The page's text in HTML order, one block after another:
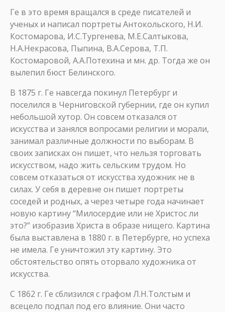
Ге в это время вращался в среде писателей и
ученых и написал портреты Антокольского, Н.И.
Костомарова, И.С.Тургенева, M.E.Салтыкова,
Н.А.Некрасова, Пыпина, В.А.Серова, Т.П.
Костомаровой, А.А.Потехина и мн. др. Тогда же он
вылепил бюст Белинского.
В 1875 г. Ге навсегда покинул Петербург и
поселился в Черниговской губернии, где он купил
небольшой хутор. Он совсем отказался от
искусства и занялся вопросами религии и морали,
занимал различные должности по выборам. В
своих записках он пишет, что нельзя торговать
искусством, надо жить сельским трудом. Но
совсем отказаться от искусства художник не в
силах. У себя в деревне он пишет портреты
соседей и родных, а через четыре года начинает
новую картину “Милосердие или не Христос ли
это?” изобразив Христа в образе нищего. Картина
была выставлена в 1880 г. в Петербурге, но успеха
не имела. Ге уничтожил эту картину. Это
обстоятельство опять оторвало художника от
искусства.
С 1862 г. Ге сблизился с графом Л.Н.Толстым и
всецело подпал под его влияние. Они часто